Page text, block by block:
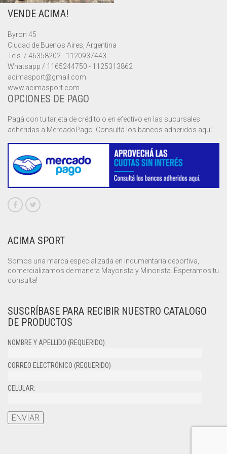
PANTALONES
REMERAS
MANGA CORTA
SIN MANGAS
SHORTS
SHORT DEPORTIVO
SHORT POLLERA
PANTALONES
REMERAS
SHORTS
CHALECOS
MUSCULOSAS
PANTALONES
SHORTS
VENDE ACIMA!
Byron 45
Ciudad de Buenos Aires, Argentina
Tels. / 46358202 - 1120937443
Whatsapp / 1165244750 - 1125313862
acimasport@gmail.com
www.acimasport.com
OPCIONES DE PAGO
Pagá con tu tarjeta de crédito o en efectivo en las sucursales
adheridas a MercadoPago. Consultá los bancos adheridos aquí.
ACIMA SPORT
Somos una marca especializada en indumentaria deportiva,
comercializamos de manera Mayorista y Minorista. Esperamos tu
consulta!
SUSCRÍBASE PARA RECIBIR NUESTRO CATALOGO
DE PRODUCTOS
NOMBRE Y APELLIDO (REQUERIDO)
CORREO ELECTRÓNICO (REQUERIDO)
CELULAR: